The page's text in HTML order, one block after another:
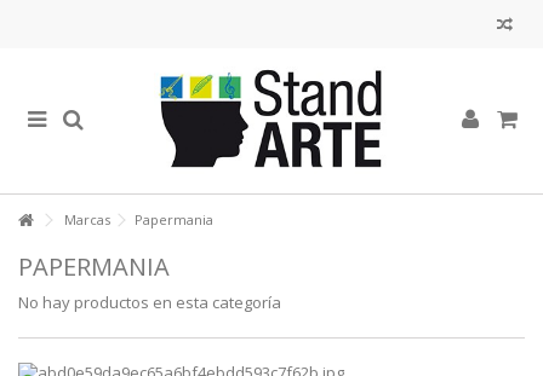
Marcas Papermania
PAPERMANIA
No hay productos en esta categoría